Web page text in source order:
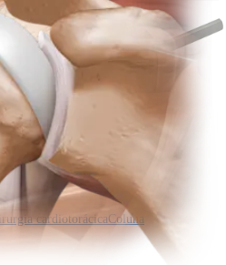
Pé e
cardiotorácica Coluna vertebral
Pé e
cardiotorácicaColuna